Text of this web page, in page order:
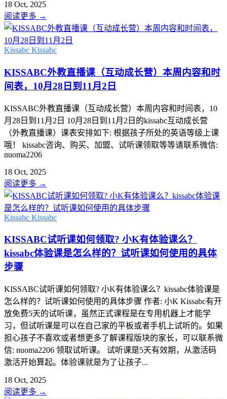
18 Oct, 2025
阅读更多 →
Kissabc Kissabc
KISSABC外教直播课（互动成长营）本周内容和时
间表，10月28日到11月2日
KISSABC外教直播课（互动成长营）本周内容和时间表，10
月28日到11月2日 10月28日到11月2日的kissabc互动成长营
（外教直播课）课表安排如下: 根据孩子所处的英语等级上课
哦！ kissabc咨询、购买、加盟、试听课领取等等请联系微信:
nuoma2206
18 Oct, 2025
阅读更多 →
Kissabc Kissabc
KISSABC试听课如何领取? 小K有体验课么？
kissabc体验课是怎么样的？试听课如何使用的具体
步骤
KISSABC试听课如何领取? 小K有体验课么？kissabc体验课是
怎么样的？试听课如何使用的具体步骤 作者: 小K Kissabc有开
放免费5天的试听课，虽然正式课程是在专用机器上才能学
习，但试听课是可以在自己家的平板或者手机上试听的。如果
担心孩子不喜欢或者想更多了解课程版块的家长，可以联系微
信: nuoma2206 领取试听课。 试听课是5天有效期，从激活码
激活开始算起。体验课就是为了让孩子...
18 Oct, 2025
阅读更多 →